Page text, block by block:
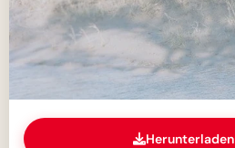
Herunterladen